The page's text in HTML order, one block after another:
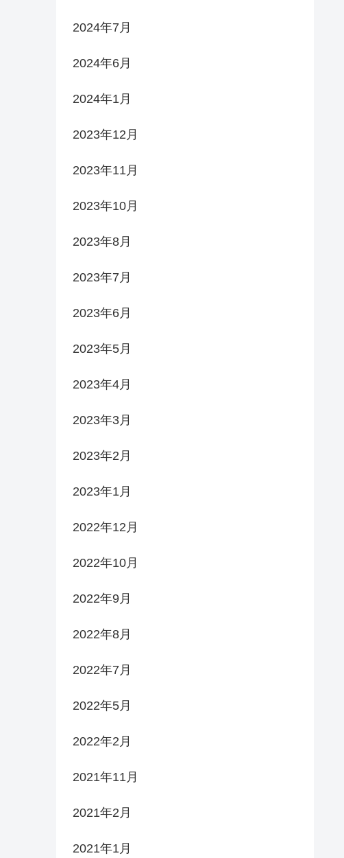
2024年7月
2024年6月
2024年1月
2023年12月
2023年11月
2023年10月
2023年8月
2023年7月
2023年6月
2023年5月
2023年4月
2023年3月
2023年2月
2023年1月
2022年12月
2022年10月
2022年9月
2022年8月
2022年7月
2022年5月
2022年2月
2021年11月
2021年2月
2021年1月